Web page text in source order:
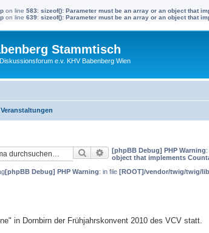
on line 583: sizeof(): Parameter must be an array or an object that
on line 639: sizeof(): Parameter must be an array or an object that
Stammtisch
e.v. KHV Babenberg Wien
Veranstaltungen
Suche Erweiterte Suche
[phpBB Debug] PHP Warning
object that implements
[phpBB Debug] PHP Warning: in file [ROOT]/vendor/twig/twig/
in Dornbirn der Frühjahrskonvent 2010 des VCV statt.